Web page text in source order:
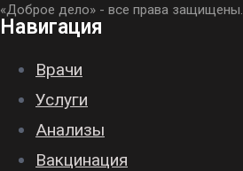
«Доброе дело» - все права защищены.
Навигация
Врачи
Услуги
Анализы
Вакцинация